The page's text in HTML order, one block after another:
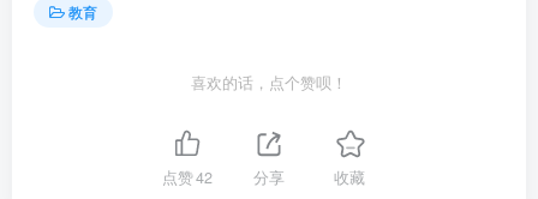
教育
喜欢的话，点个赞呗！
点赞42 分享 收藏